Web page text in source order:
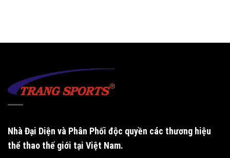
Nhà Đại Diện và Phân Phối độc quyền các thương hiệu
thể thao thế giới tại Việt Nam.